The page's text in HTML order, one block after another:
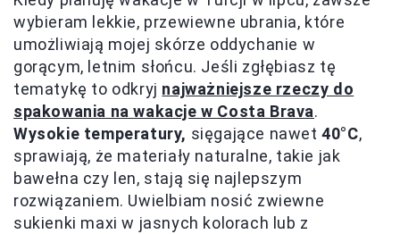
wybieram lekkie, przewiewne ubrania, które
umożliwiają mojej skórze oddychanie w
gorącym, letnim słońcu. Jeśli zgłębiasz tę
tematykę to odkryj najważniejsze rzeczy do
spakowania na wakacje w Costa Brava.
Wysokie temperatury, sięgające nawet40°C,
sprawiają, że materiały naturalne, takie jak
bawełna czy len, stają się najlepszym
rozwiązaniem. Uwielbiam nosić zwiewne
sukienki maxi w jasnych kolorach lub z